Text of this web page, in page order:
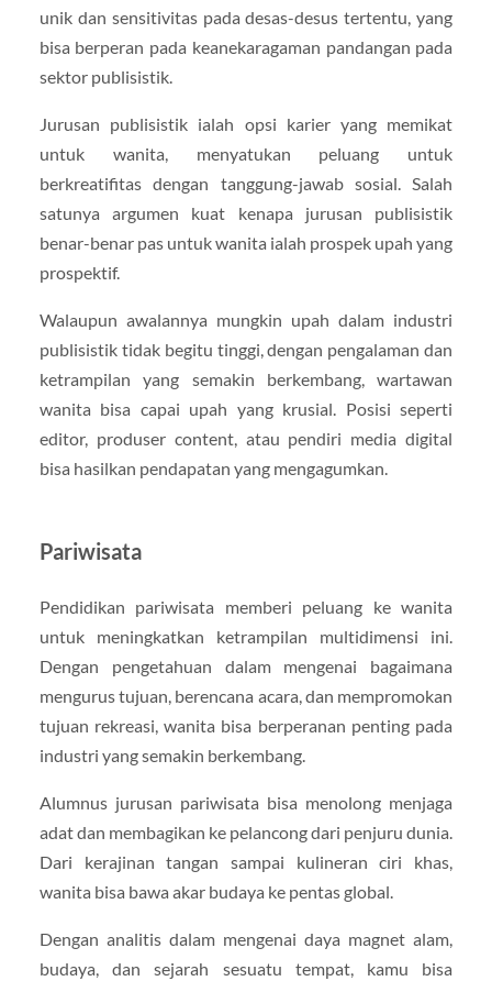
unik dan sensitivitas pada desas-desus tertentu, yang
bisa berperan pada keanekaragaman pandangan pada
sektor publisistik.
Jurusan publisistik ialah opsi karier yang memikat
untuk wanita, menyatukan peluang untuk
berkreatifitas dengan tanggung-jawab sosial. Salah
satunya argumen kuat kenapa jurusan publisistik
benar-benar pas untuk wanita ialah prospek upah yang
prospektif.
Walaupun awalannya mungkin upah dalam industri
publisistik tidak begitu tinggi, dengan pengalaman dan
ketrampilan yang semakin berkembang, wartawan
wanita bisa capai upah yang krusial. Posisi seperti
editor, produser content, atau pendiri media digital
bisa hasilkan pendapatan yang mengagumkan.
Pariwisata
Pendidikan pariwisata memberi peluang ke wanita
untuk meningkatkan ketrampilan multidimensi ini.
Dengan pengetahuan dalam mengenai bagaimana
mengurus tujuan, berencana acara, dan mempromokan
tujuan rekreasi, wanita bisa berperanan penting pada
industri yang semakin berkembang.
Alumnus jurusan pariwisata bisa menolong menjaga
adat dan membagikan ke pelancong dari penjuru dunia.
Dari kerajinan tangan sampai kulineran ciri khas,
wanita bisa bawa akar budaya ke pentas global.
Dengan analitis dalam mengenai daya magnet alam,
budaya, dan sejarah sesuatu tempat, kamu bisa